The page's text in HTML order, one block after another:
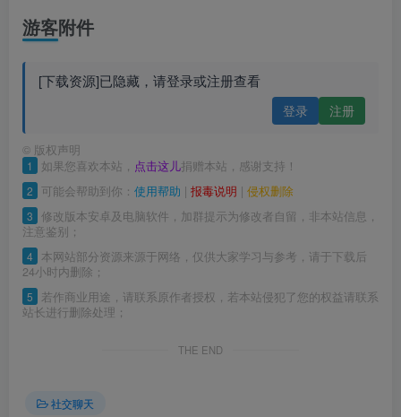
游客附件
[下载资源]已隐藏，请登录或注册查看
登录 注册
© 版权声明
1 如果您喜欢本站， 点击这儿捐赠本站，感谢支持！
2 可能会帮助到你： 使用帮助 | 报毒说明 | 侵权删除
3 修改版本安卓及电脑软件，加群提示为修改者自留，非本站信息，
注意鉴别；
4 本网站部分资源来源于网络，仅供大家学习与参考，请于下载后
24小时内删除；
5
若作商业用途，请联系原作者授权，若本站侵犯了您的权益请联系
站长进行删除处理；
THE END
社交聊天